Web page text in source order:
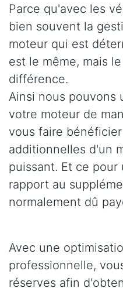
Parce qu'avec les
bien souvent la
moteur qui est
est le même, mais
différence.
Ainsi nous pouvons
votre moteur de
vous faire
additionnelles d'un
puissant. Et ce
rapport au
normalement dû
Avec une
professionnelle,
réserves afin